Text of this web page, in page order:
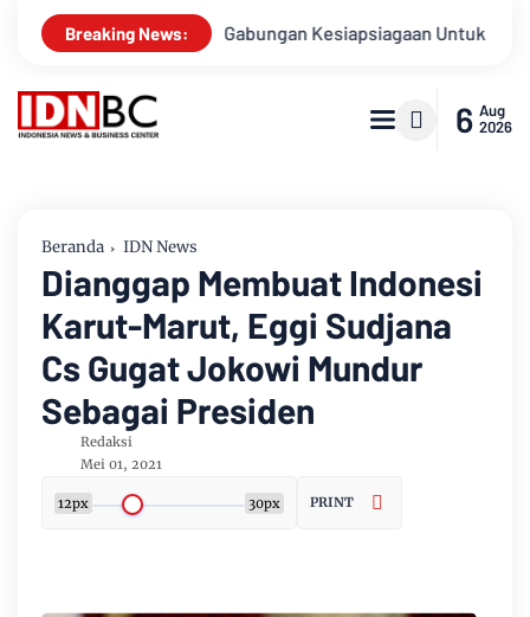
Breaking News:
Apel Gabungan Kesiapsiagaan Untuk Menanggulangi
6 Aug
2026
Beranda IDN News
Dianggap Membuat Indonesi
Karut-Marut, Eggi Sudjana
Cs Gugat Jokowi Mundur
Sebagai Presiden
Redaksi
Mei 01, 2021
12px 30px PRINT